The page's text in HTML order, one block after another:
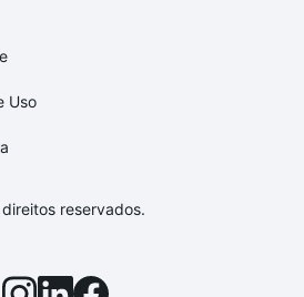
Uso
reservados.